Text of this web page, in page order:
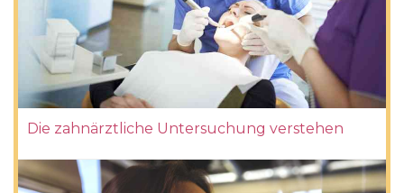
Die zahnärztliche Untersuchung verstehen